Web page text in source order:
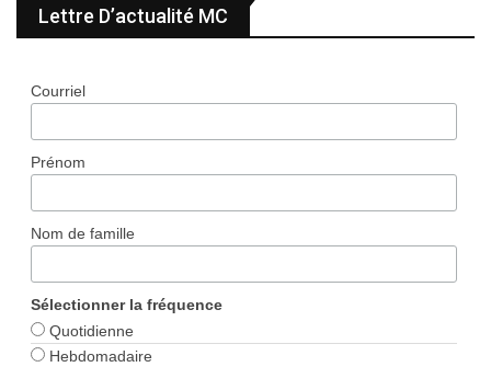
Lettre D’actualité MC
Courriel
Prénom
Nom de famille
Sélectionner la fréquence
Quotidienne
Hebdomadaire